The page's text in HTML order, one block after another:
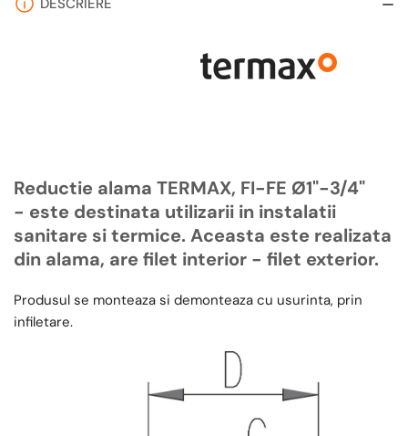
DESCRIERE
Reductie alama TERMAX, FI-FE Ø1"-3/4"
- este destinata utilizarii in instalatii
sanitare si termice. Aceasta este realizata
din alama, are filet interior - filet exterior.
Produsul se monteaza si demonteaza cu usurinta, prin
infiletare.